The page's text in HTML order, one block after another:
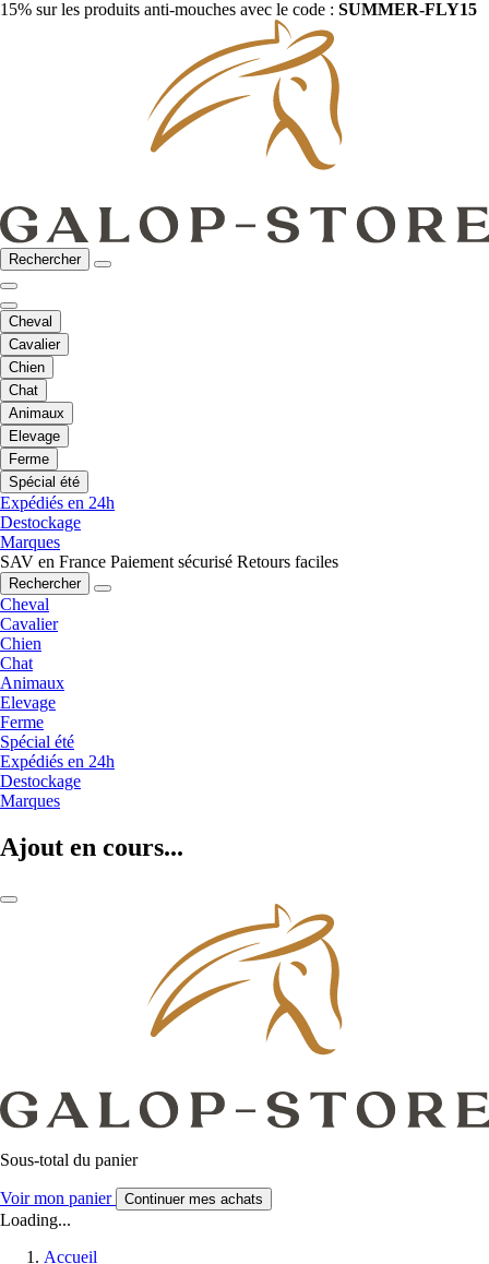
15% sur les produits anti-mouches avec le code : SUMMER-FLY15
Rechercher
Cheval
Cavalier
Chien
Chat
Animaux
Elevage
Ferme
Spécial été
Expédiés en 24h
Destockage
Marques
SAV en France Paiement sécurisé Retours faciles
Rechercher
Cheval
Cavalier
Chien
Chat
Animaux
Elevage
Ferme
Spécial été
Expédiés en 24h
Destockage
Marques
Ajout en cours...
Sous-total du panier
Voir mon panier Continuer mes achats
Loading...
Accueil